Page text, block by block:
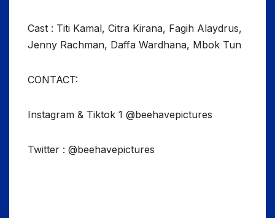
Cast : Titi Kamal, Citra Kirana, Fagih Alaydrus,
Jenny Rachman, Daffa Wardhana, Mbok Tun
CONTACT:
Instagram & Tiktok 1 @beehavepictures
Twitter : @beehavepictures